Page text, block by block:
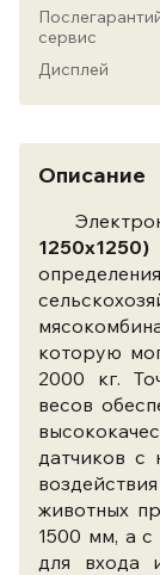
сервис
Дисплей
Описание
1250x1250)
которую
2000 кг.
весов
датчиков с
животных
1500 мм, а
для входа